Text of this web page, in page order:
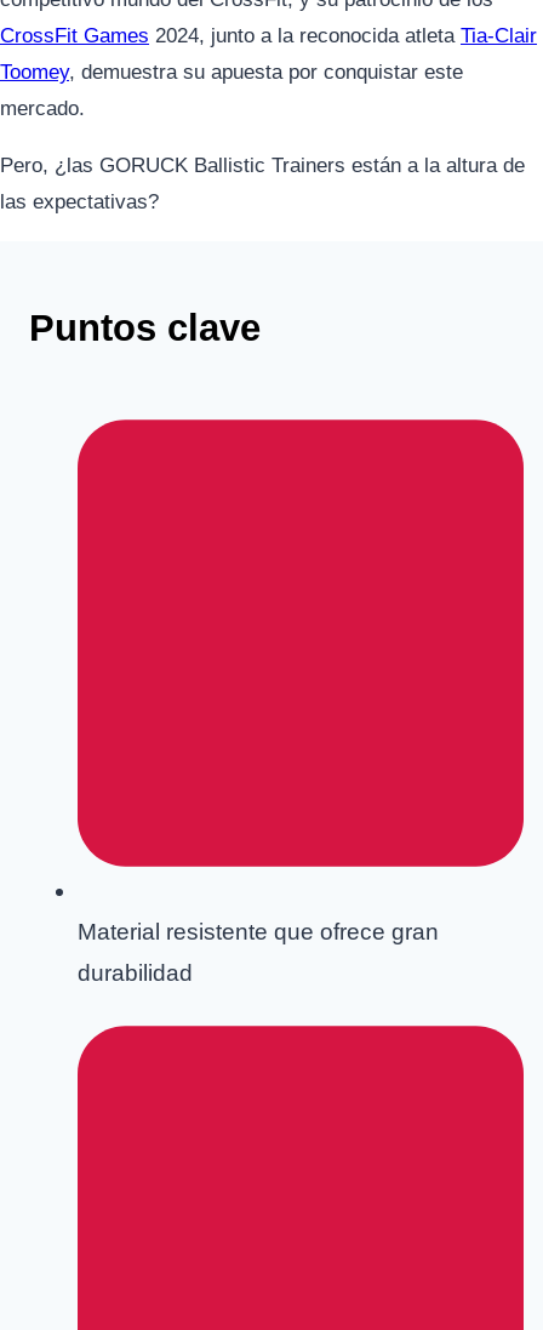
CrossFit Games 2024, junto a la reconocida atleta Tia-Clair
Toomey, demuestra su apuesta por conquistar este
mercado.
Pero, ¿las GORUCK Ballistic Trainers están a la altura de
las expectativas?
Puntos clave
Material resistente que ofrece gran
durabilidad